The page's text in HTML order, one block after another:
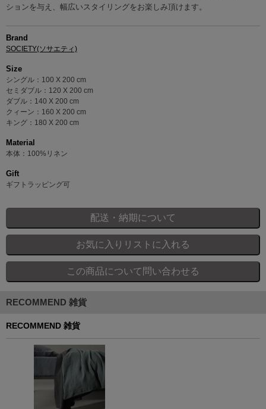
ションを与え、幅広いスタイリングをお楽しみ頂けます。
Brand
SOCIETY(ソサエティ)
Size
シングル：100 X 200 cm
セミダブル：120 X 200 cm
ダブル：140 X 200 cm
クィーン：160 X 200 cm
キング：180 X 200 cm
Material
本体：100%リネン
Gift
ギフトラッピング可
RECOMMEND 雑貨
RECOMMEND 雑貨